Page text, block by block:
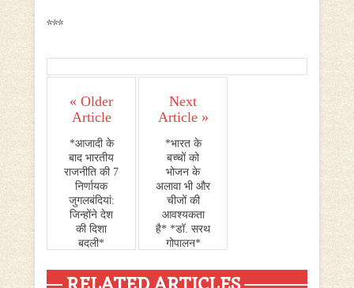
***
« Older
Article
*आजादी के
बाद भारतीय
राजनीति की 7
निर्णायक
जुगलबंदियां:
जिन्होंने देश
की दिशा
बदली*
Next
Article »
*भारत के
बच्चों को
भोजन के
अलावा भी और
चीजों की
आवश्यकता
है* *डॉ. सरथ
गोपालन*